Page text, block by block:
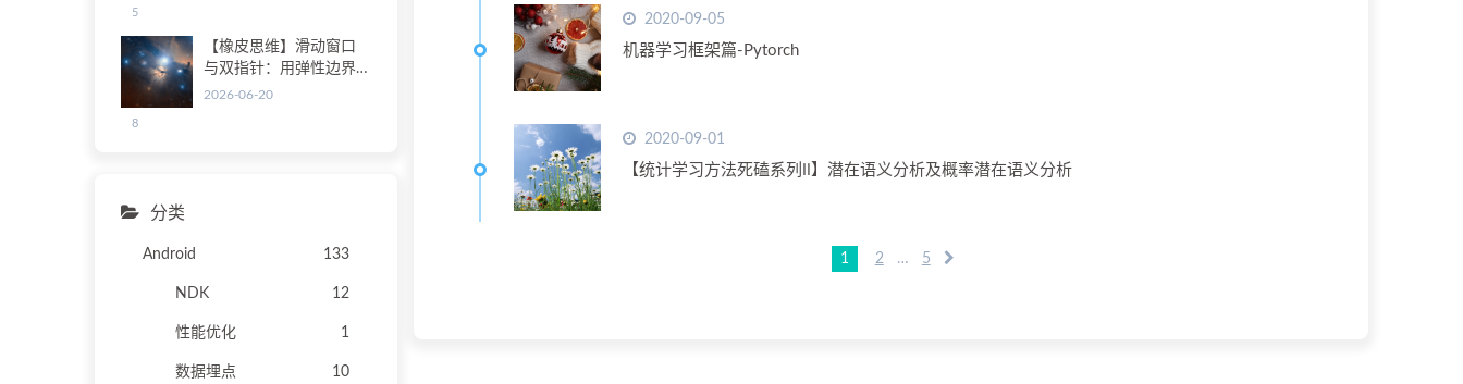
2020-09-05
机器学习框架篇-Pytorch
2020-09-01
【统计学习方法死磕系列Ⅱ】潜在语义分析及概率潜在语义分析
1 2 … 5
5
【橡皮思维】滑动窗口
与双指针：用弹性边界
降维打击
2026-06-20
8
分类
Android 133
NDK 12
性能优化 1
数据埋点 10